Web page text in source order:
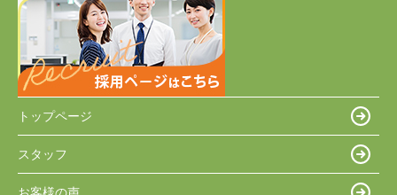
トップページ
スタッフ
お客様の声